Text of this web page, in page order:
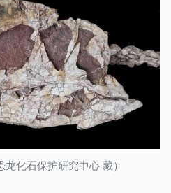
化石保护研究中心 藏）